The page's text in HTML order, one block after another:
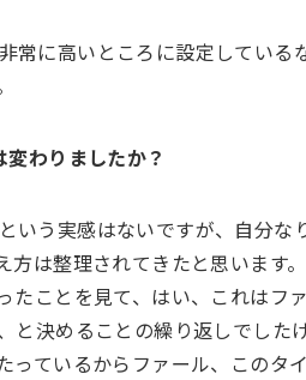
常に高いところに設定している
わりましたか？
いう実感はないですが、自分な
方は整理されてきたと思います
たことを見て、はい、これはフ
と決めることの繰り返しでした
っているからファール、このタ